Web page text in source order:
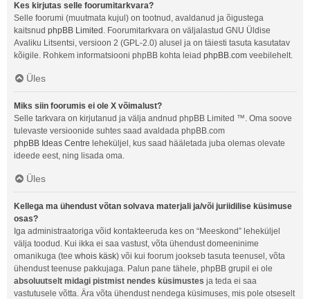
Kes kirjutas selle foorumitarkvara?
Selle foorumi (muutmata kujul) on tootnud, avaldanud ja õigustega
kaitsnud phpBB Limited . Foorumitarkvara on väljalastud GNU Üldise
Avaliku Litsentsi, versioon 2 (GPL-2.0) alusel ja on täiesti tasuta kasutatav
kõigile. Rohkem informatsiooni phpBB kohta leiad phpBB.com veebilehelt.
Üles
Miks siin foorumis ei ole X võimalust?
Selle tarkvara on kirjutanud ja välja andnud phpBB Limited ™. Oma soove
tulevaste versioonide suhtes saad avaldada phpBB.com
phpBB Ideas Centre leheküljel, kus saad hääletada juba olemas olevate
ideede eest, ning lisada oma.
Üles
Kellega ma ühendust võtan solvava materjali ja/või juriidilise küsimuse
osas?
Iga administraatoriga võid kontakteeruda kes on “Meeskond” leheküljel
välja toodud. Kui ikka ei saa vastust, võta ühendust domeeninime
omanikuga (tee whois käsk) või kui foorum jookseb tasuta teenusel, võta
ühendust teenuse pakkujaga. Palun pane tähele, phpBB grupil ei ole
absoluutselt midagi pistmist nendes küsimustes ja teda ei saa
vastutusele võtta. Ära võta ühendust nendega küsimuses, mis pole otseselt